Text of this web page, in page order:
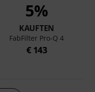
5%
KAUFTEN
FabFilter Pro-Q 4
€ 143